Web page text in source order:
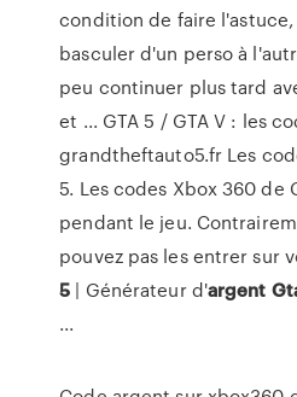
condition de faire
basculer d'un perso à
peu continuer plus tard
et ... GTA 5 / GTA V : les
grandtheftauto5.fr Les
5. Les codes Xbox 360 de
pendant le jeu.
pouvez pas les entrer sur
5 | Générateur d'argent
...